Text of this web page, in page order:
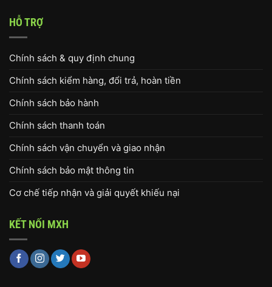
HỖ TRỢ
Chính sách & quy định chung
Chính sách kiểm hàng, đổi trả, hoàn tiền
Chính sách bảo hành
Chính sách thanh toán
Chính sách vận chuyển và giao nhận
Chính sách bảo mật thông tin
Cơ chế tiếp nhận và giải quyết khiếu nại
KẾT NỐI MXH